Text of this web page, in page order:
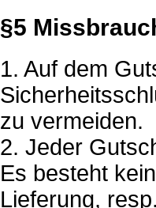
§5
1. Auf dem
zu vermeiden.
2. Jeder
Es besteht
Lieferung,